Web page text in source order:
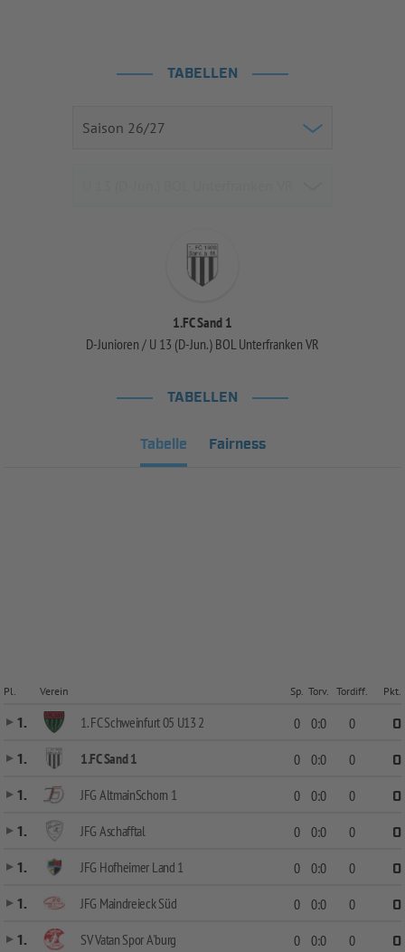
TABELLEN
1.FC Sand 1
D-Junioren / U 13 (D-Jun.) BOL Unterfranken VR
TABELLEN
Tabelle Fairness
Pl. Verein Sp. Torv. Tordiff. Pkt.
1. 1. FC Schweinfurt 05 U13 2 0 0:0 0
0
1.
1.FC Sand 1 0 0:0 0
0
1.
JFG AltmainSchorn 1 0 0:0 0
0
1.
JFG Aschafftal 0 0:0 0
0
1.
JFG Hofheimer Land 1 0 0:0 0
0
1.
JFG Maindreieck Süd 0 0:0 0
0
1.
SV Vatan Spor A'burg 0 0:0 0
0